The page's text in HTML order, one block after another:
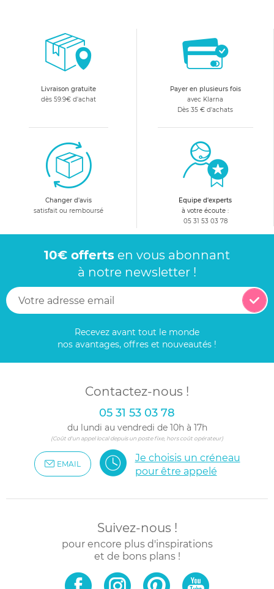
Livraison gratuite
dès 59.9€ d'achat
Payer en plusieurs fois
avec Klarna
Dès 35 € d'achats
Changer d'avis
satisfait ou remboursé
Equipe d'experts
à votre écoute :
05 31 53 03 78
10€ offerts en vous abonnant
à notre newsletter !
Recevez avant tout le monde
nos avantages, offres et nouveautés !
Contactez-nous !
05 31 53 03 78
du lundi au vendredi de 10h à 17h
(Coût d'un appel local depuis un poste fixe, hors coût opérateur)
EMAIL
Je choisis un créneau
pour être appelé
Suivez-nous !
pour encore plus d'inspirations
et de bons plans !